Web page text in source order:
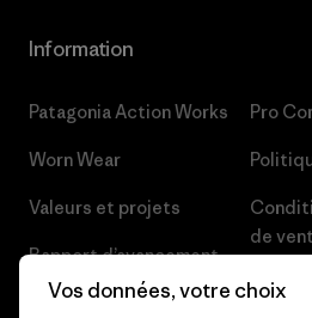
Information
Patagonia Action Works
Worn Wear
Valeurs et projets
Rapport d’avancement
Business Unusual
Pro
de
Vos données, votre choix